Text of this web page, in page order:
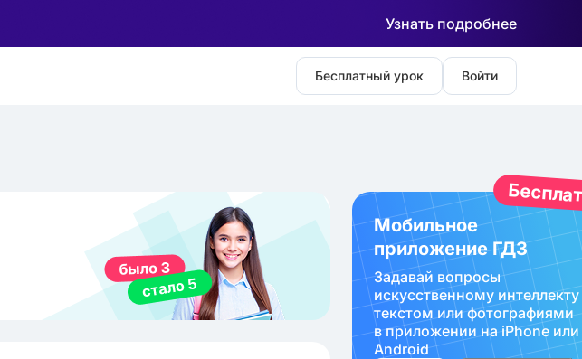
Узнать подробнее
Бесплатный урок Войти
Мобильное
приложение ГДЗ
Задавай вопросы
искуcственному интеллекту
текстом или фотографиями
в приложении на iPhone или
Android